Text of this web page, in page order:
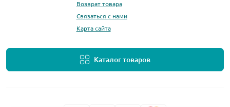
Возврат товара
Связаться с нами
Карта сайта
Каталог товаров